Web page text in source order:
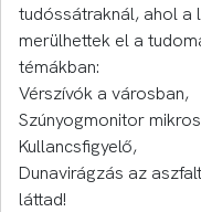
tudóssátraknál, ahol a
merülhettek el a
témákban:
Vérszívók a városban,
Szúnyogmonitor
Kullancsfigyelő,
Dunavirágzás az
láttad!